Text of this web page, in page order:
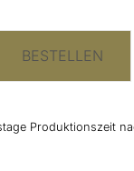
BESTELLEN
Produktionszeit